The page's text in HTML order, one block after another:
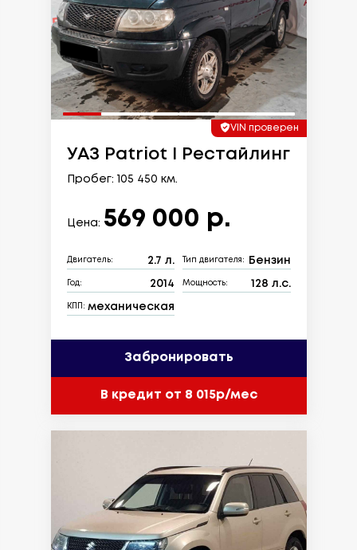
VIN проверен
УАЗ Patriot I Рестайлинг
Пробег: 105 450 км.
Цена: 569 000 р.
Двигатель: 2.7 л. Тип двигателя: Бензин
Год: 2014 Мощность: 128 л.с.
КПП: механическая
Забронировать
В кредит от 8 015р/мес